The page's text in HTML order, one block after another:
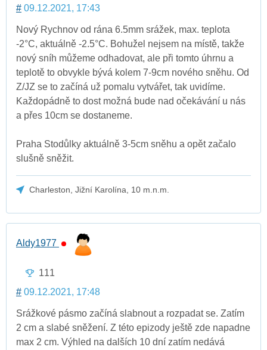
# 09.12.2021, 17:43
Nový Rychnov od rána 6.5mm srážek, max. teplota
-2°C, aktuálně -2.5°C. Bohužel nejsem na místě, takže
nový sníh můžeme odhadovat, ale při tomto úhrnu a
teplotě to obvykle bývá kolem 7-9cm nového sněhu. Od
Z/JZ se to začíná už pomalu vytvářet, tak uvidíme.
Každopádně to dost možná bude nad očekávání u nás
a přes 10cm se dostaneme.
Praha Stodůlky aktuálně 3-5cm sněhu a opět začalo
slušně sněžit.
Charleston, Jižní Karolína, 10 m.n.m.
Aldy1977
111
# 09.12.2021, 17:48
Srážkové pásmo začíná slabnout a rozpadat se. Zatím
2 cm a slabé sněžení. Z této epizody ještě zde napadne
max 2 cm. Výhled na dalších 10 dní zatím nedává